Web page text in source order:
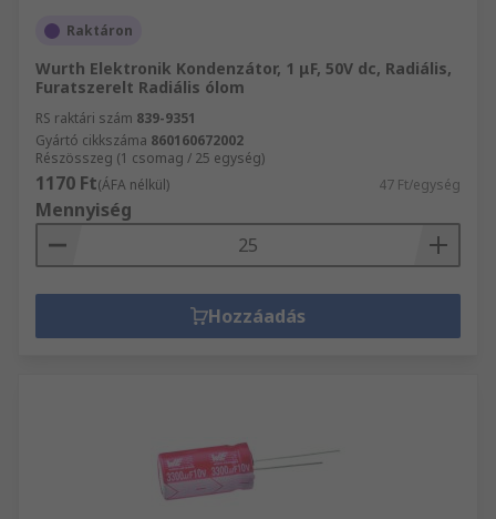
Raktáron
Wurth Elektronik Kondenzátor, 1 μF, 50V dc, Radiális,
Furatszerelt Radiális ólom
RS raktári szám 839-9351
Gyártó cikkszáma 860160672002
Részösszeg (1 csomag / 25 egység)
1170 Ft(ÁFA nélkül) 47 Ft/egység
Mennyiség
Hozzáadás